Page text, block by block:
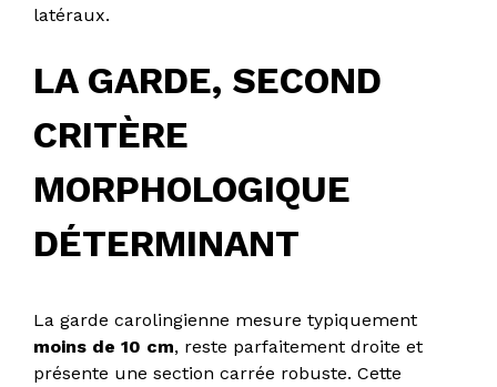
latéraux.
LA GARDE, SECOND
CRITÈRE
MORPHOLOGIQUE
DÉTERMINANT
La garde carolingienne mesure typiquement
moins de 10 cm, reste parfaitement droite et
présente une section carrée robuste. Cette